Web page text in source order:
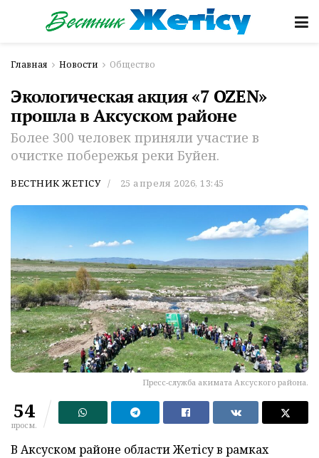
Главная Новости Общество
Экологическая акция «7 OZEN»
прошла в Аксуском районе
Более 300 человек приняли участие в
очистке побережья реки Буйен.
ВЕСТНИК ЖЕТІСУ 25 апреля 2026, 13:45
Пресс-служба акимата Аксуского района.
54
просм.
В Аксуском районе области Жетісу в рамках